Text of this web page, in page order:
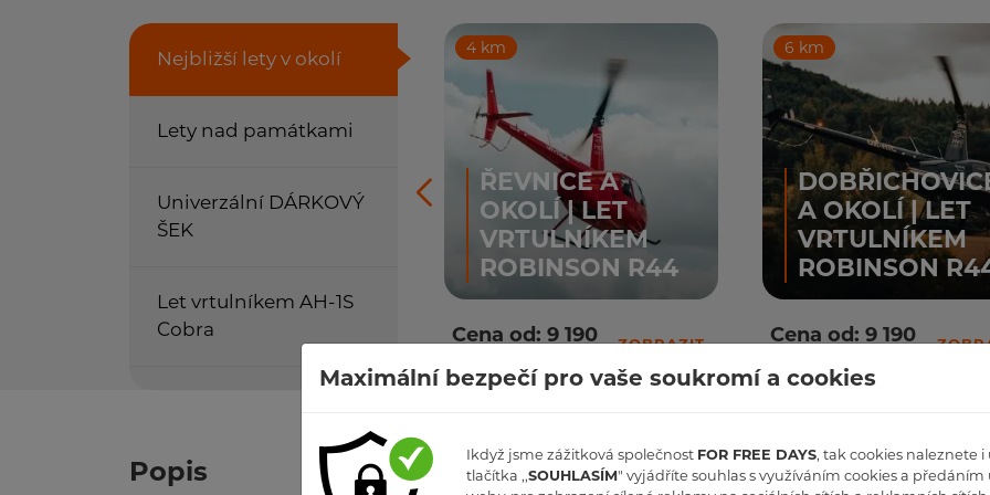
Nejbližší lety v okolí
Lety nad památkami
Univerzální DÁRKOVÝ
ŠEK
Let vrtulníkem AH-1S
Cobra
ŘEVNICE A
OKOLÍ | LET
VRTULNÍKEM
ROBINSON R44
Cena od: 9 190
ZOBRAZIT
4 km
A OKOLÍ | LET
VRTULNÍKEM
ROBINSON
Cena od: 9 190
6 km
Popis
Maximální bezpečí pro vaše soukromí a cookies
Ikdyž jsme zážitková společnost FOR FREE DAYS, tak cookies naleznete
tlačítka ,,SOUHLASÍM" vyjádříte souhlas s využíváním cookies a